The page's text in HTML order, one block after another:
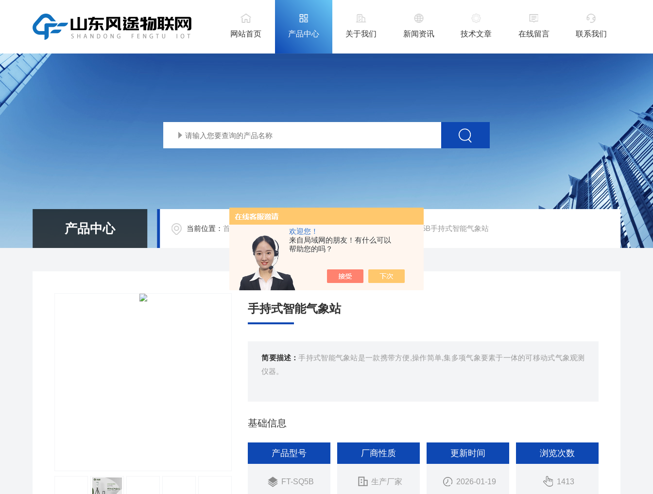
欢迎您！
来自局域网的朋友！有什么可以
帮助您的吗？
网站首页 产品中心 关于我们 新闻资讯 技术文章 在线留言 联系我们
产品中心 当前位置：首页 气象环境监测设备 / FT-SQ5B手持式智能气象站
手持式智能气象站
简要描述：手持式智能气象站是一款携带方便,操作简单,集多项气象要素于一体的可移动式气象观测
仪器。
基础信息
产品型号
FT-SQ5B
厂商性质
生产厂家
更新时间
2026-01-19
浏览次数
1413